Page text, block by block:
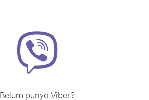
Belum punya Viber?